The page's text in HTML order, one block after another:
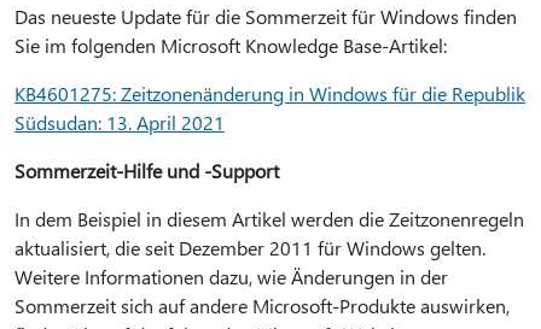
Das neueste Update für die Sommerzeit für Windows finden
Sie im folgenden Microsoft Knowledge Base-Artikel:
KB4601275: Zeitzonenänderung in Windows für die Republik
Südsudan: 13. April 2021
Sommerzeit-Hilfe und -Support
In dem Beispiel in diesem Artikel werden die Zeitzonenregeln
aktualisiert, die seit Dezember 2011 für Windows gelten.
Weitere Informationen dazu, wie Änderungen in der
Sommerzeit sich auf andere Microsoft-Produkte auswirken,